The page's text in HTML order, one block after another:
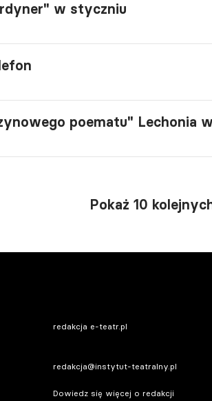
w styczniu
poematu" Lechonia
Pokaż 10
redakcja e-teatr.pl
redakcja@instytut-teatralny.pl
Dowiedz się więcej o redakcji